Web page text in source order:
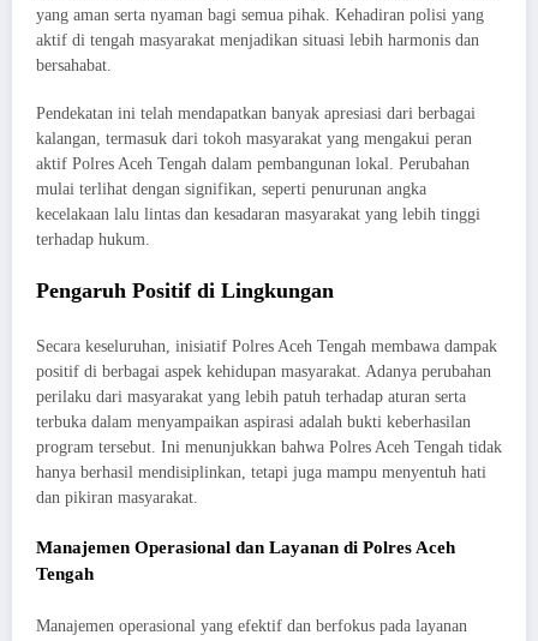
yang aman serta nyaman bagi semua pihak. Kehadiran polisi yang
aktif di tengah masyarakat menjadikan situasi lebih harmonis dan
bersahabat.
Pendekatan ini telah mendapatkan banyak apresiasi dari berbagai
kalangan, termasuk dari tokoh masyarakat yang mengakui peran
aktif Polres Aceh Tengah dalam pembangunan lokal. Perubahan
mulai terlihat dengan signifikan, seperti penurunan angka
kecelakaan lalu lintas dan kesadaran masyarakat yang lebih tinggi
terhadap hukum.
Pengaruh Positif di Lingkungan
Secara keseluruhan, inisiatif Polres Aceh Tengah membawa dampak
positif di berbagai aspek kehidupan masyarakat. Adanya perubahan
perilaku dari masyarakat yang lebih patuh terhadap aturan serta
terbuka dalam menyampaikan aspirasi adalah bukti keberhasilan
program tersebut. Ini menunjukkan bahwa Polres Aceh Tengah tidak
hanya berhasil mendisiplinkan, tetapi juga mampu menyentuh hati
dan pikiran masyarakat.
Manajemen Operasional dan Layanan di Polres Aceh
Tengah
Manajemen operasional yang efektif dan berfokus pada layanan